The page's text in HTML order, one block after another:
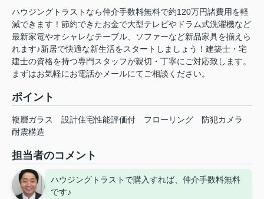
ハウジングトラストなら仲介手数料無料で約120万円諸費用を軽
減できます！節約できたお金で大型テレビやドラム式洗濯機など
最新家電やオシャレなテーブル、ソファーなど新品家具を揃えら
れます♪新居で快適な新生活をスタートしましょう！建築士・宅
建士の資格を持つ専門スタッフが親切・丁寧にご対応致します。
まずはお気軽にお電話かメールにてご相談ください。
ポイント
複層ガラス 設計住宅性能評価付 フローリング
防犯カメラ
耐震構造
担当者のコメント
ハウジングトラストで購入すれば、仲介手数料無料
です♪